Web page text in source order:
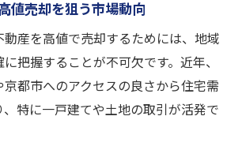
値売却を狙う市場動向
動産を高値で売却するためには、地域
把握することが不可欠です。近年、
京都市へのアクセスの良さから住宅需
、特に一戸建てや土地の取引が活発で